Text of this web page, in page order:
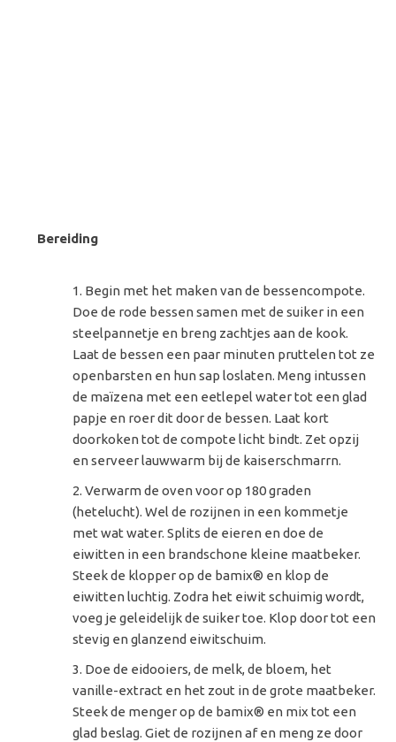
Bereiding
Begin met het maken van de bessencompote.
Doe de rode bessen samen met de suiker in een
steelpannetje en breng zachtjes aan de kook.
Laat de bessen een paar minuten pruttelen tot ze
openbarsten en hun sap loslaten. Meng intussen
de maïzena met een eetlepel water tot een glad
papje en roer dit door de bessen. Laat kort
doorkoken tot de compote licht bindt. Zet opzij
en serveer lauwwarm bij de kaiserschmarrn.
Verwarm de oven voor op 180 graden
(hetelucht). Wel de rozijnen in een kommetje
met wat water. Splits de eieren en doe de
eiwitten in een brandschone kleine maatbeker.
Steek de klopper op de bamix® en klop de
eiwitten luchtig. Zodra het eiwit schuimig wordt,
voeg je geleidelijk de suiker toe. Klop door tot een
stevig en glanzend eiwitschuim.
Doe de eidooiers, de melk, de bloem, het
vanille-extract en het zout in de grote maatbeker.
Steek de menger op de bamix® en mix tot een
glad beslag. Giet de rozijnen af en meng ze door